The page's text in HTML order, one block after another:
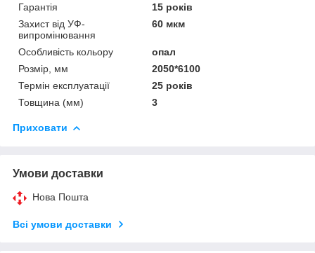
Гарантія
15 років
Захист від УФ-
випромінювання
60 мкм
Особливість кольору
опал
Розмір, мм
2050*6100
Термін експлуатації
25 років
Товщина (мм)
3
Приховати
Умови доставки
Нова Пошта
Всі умови доставки